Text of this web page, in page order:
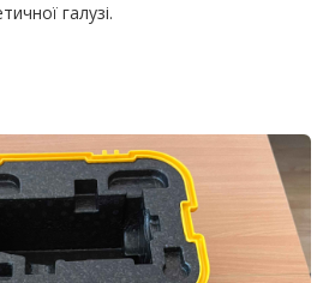
галузі.